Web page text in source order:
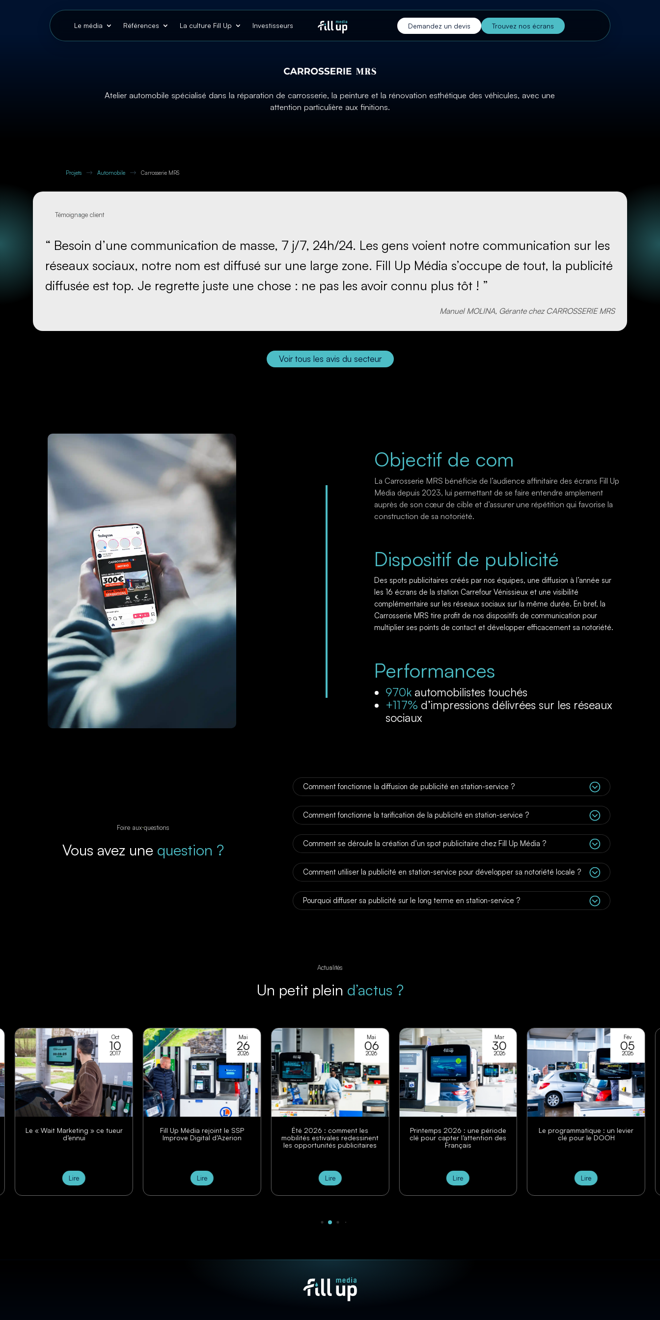
Le média Références La culture Fill Up Investisseurs Demandez un devis Trouvez nos écrans
Atelier automobile spécialisé dans la réparation de carrosserie, la peinture et la rénovation esthétique des véhicules, avec une
attention particulière aux finitions.
Projets $ Automobile $ Carrosserie MRS
Témoignage client
“ Besoin d’une communication de masse, 7 j/7, 24h/24. Les gens voient notre communication sur les
réseaux sociaux, notre nom est diffusé sur une large zone. Fill Up Média s’occupe de tout, la publicité
diffusée est top. Je regrette juste une chose : ne pas les avoir connu plus tôt ! ”
Manuel MOLINA, Gérante chez CARROSSERIE MRS
Voir tous les avis du secteur
Objectif de com
La Carrosserie MRS bénéficie de l’audience affinitaire des écrans Fill Up
Média depuis 2023, lui permettant de se faire entendre amplement
auprès de son cœur de cible et d’assurer une répétition qui favorise la
construction de sa notoriété.
Dispositif de publicité
Des spots publicitaires créés par nos équipes, une diffusion à l’année sur
les 16 écrans de la station Carrefour Vénissieux et une visibilité
complémentaire sur les réseaux sociaux sur la même durée. En bref, la
Carrosserie MRS tire profit de nos dispositifs de communication pour
multiplier ses points de contact et développer efficacement sa notoriété.
Performances
970kautomobilistes touchés
+117% d’impressions délivrées sur les réseaux
sociaux
Foire aux questions
Vous avez une question ?
;
Comment fonctionne la diffusion de publicité en station-service ?
;
Comment fonctionne la tarification de la publicité en station-service ?
;
Comment se déroule la création d’un spot publicitaire chez Fill Up Média ?
;
Comment utiliser la publicité en station-service pour développer sa notoriété locale ?
;
Pourquoi diffuser sa publicité sur le long terme en station-service ?
Actualités
Un petit plein d’actus ?
Oct
10
2017
Le « Wait Marketing » ce tueur
d’ennui
Lire
Mai
26
2026
Fill Up Média rejoint le SSP
Improve Digital d’Azerion
Lire
Mai
06
2026
Été 2026 : comment les
mobilités estivales redessinent
les opportunités publicitaires
Lire
Mar
30
2026
Printemps 2026 : une période
clé pour capter l’attention des
Français
Lire
Fév
05
2026
Le programmatique : un levier
clé pour le DOOH
Lire